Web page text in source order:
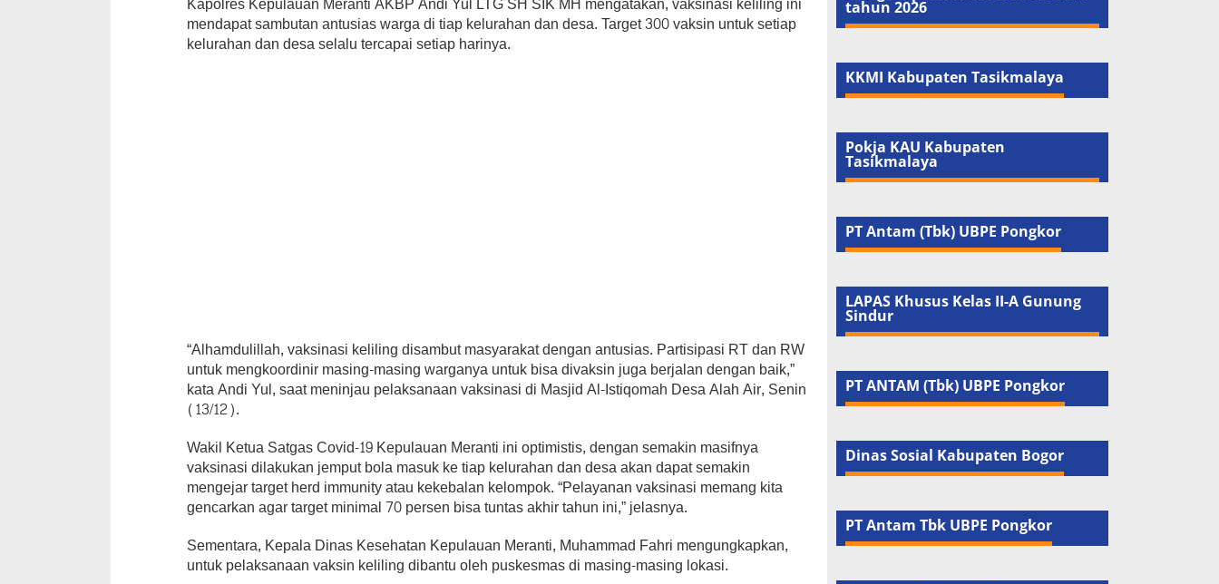
mendapat sambutan antusias warga di tiap kelurahan dan desa. Target 300 vaksin untuk setiap
kelurahan dan desa selalu tercapai setiap harinya.
“Alhamdulillah, vaksinasi keliling disambut masyarakat dengan antusias. Partisipasi RT dan RW
untuk mengkoordinir masing-masing warganya untuk bisa divaksin juga berjalan dengan baik,”
kata Andi Yul, saat meninjau pelaksanaan vaksinasi di Masjid Al-Istiqomah Desa Alah Air, Senin
(13/12).
Wakil Ketua Satgas Covid-19 Kepulauan Meranti ini optimistis, dengan semakin masifnya
vaksinasi dilakukan jemput bola masuk ke tiap kelurahan dan desa akan dapat semakin
mengejar target herd immunity atau kekebalan kelompok. “Pelayanan vaksinasi memang kita
gencarkan agar target minimal 70 persen bisa tuntas akhir tahun ini,” jelasnya.
Sementara, Kepala Dinas Kesehatan Kepulauan Meranti, Muhammad Fahri mengungkapkan,
untuk pelaksanaan vaksin keliling dibantu oleh puskesmas di masing-masing lokasi.
tahun 2026
KKMI Kabupaten Tasikmalaya
Pokja KAU Kabupaten
Tasikmalaya
PT Antam (Tbk) UBPE Pongkor
LAPAS Khusus Kelas II-A Gunung
Sindur
PT ANTAM (Tbk) UBPE Pongkor
Dinas Sosial Kabupaten Bogor
PT Antam Tbk UBPE Pongkor